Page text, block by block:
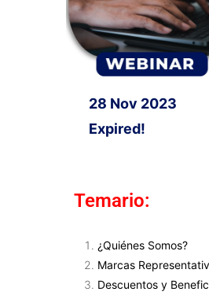
28 Nov 2023
Expired!
Temario:
¿Quiénes Somos?
Marcas
Descuentos y